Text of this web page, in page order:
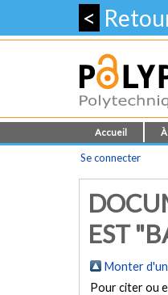
<
Accueil
Se connecter
EST "
Monter
Pour citer ou